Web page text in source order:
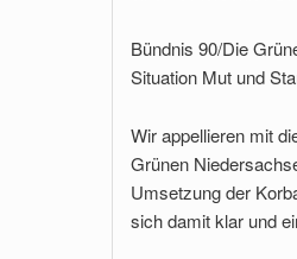
Bündnis 90/Die
Situation Mut und
Wir appellieren mit
Grünen
Umsetzung der
sich damit klar und